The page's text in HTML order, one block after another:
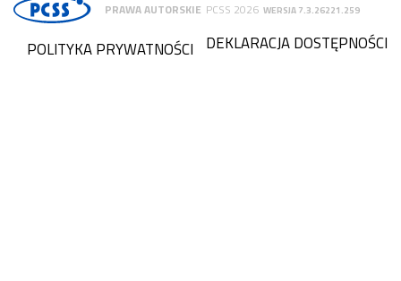
PRAWA AUTORSKIE PCSS 2026 WERSJA 7.3.26221.259
DEKLARACJA DOSTĘPNOŚCI
POLITYKA PRYWATNOŚCI